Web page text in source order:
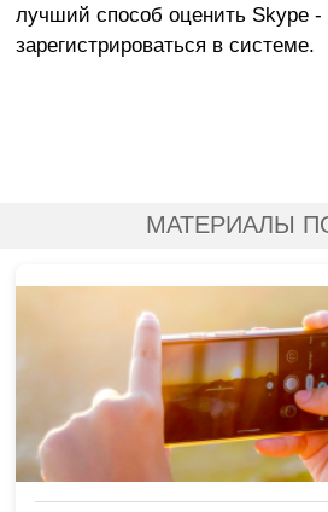
лучший способ оценить Skype -
зарегистрироваться в системе.
МАТЕРИАЛЫ